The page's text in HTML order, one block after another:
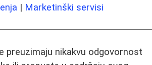
| Marketinški servisi
preuzimaju nikakvu odgovornost